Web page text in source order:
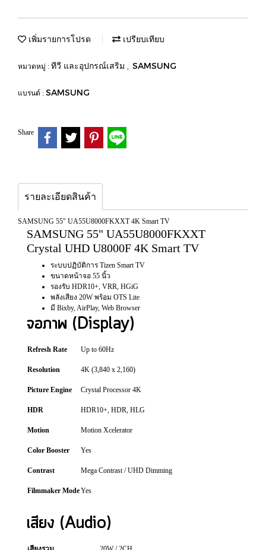
เพิ่มรายการโปรด เปรียบเทียบ
หมวดหมู่ : ทีวี และอุปกรณ์เสริม , SAMSUNG
แบรนด์ : SAMSUNG
Share
รายละเอียดสินค้า
SAMSUNG 55" UA55U8000FKXXT 4K Smart TV
SAMSUNG 55" UA55U8000FKXXT
Crystal UHD U8000F 4K Smart TV
ระบบปฏิบัติการ Tizen Smart TV
ขนาดหน้าจอ 55 นิ้ว
รองรับ HDR10+, VRR, HGiG
พลังเสียง 20W พร้อม OTS Lite
มี Bixby, AirPlay, Web Browser
จอภาพ (Display)
Refresh Rate Up to 60Hz
Resolution 4K (3,840 x 2,160)
Picture Engine Crystal Processor 4K
HDR HDR10+, HDR, HLG
Motion Motion Xcelerator
Color Booster Yes
Contrast Mega Contrast / UHD Dimming
Filmmaker ModeYes
เสียง (Audio)